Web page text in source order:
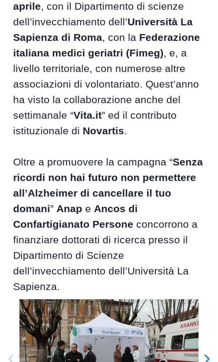
aprile, con il Dipartimento di scienze
dell’invecchiamento dell’Università La
Sapienza di Roma, con la Federazione
italiana medici geriatri (Fimeg), e, a
livello territoriale, con numerose altre
associazioni di volontariato. Quest’anno
ha visto la collaborazione anche del
settimanale “Vita.it” ed il contributo
istituzionale di Novartis.
Oltre a promuovere la campagna “Senza
ricordi non hai futuro non permettere
all’Alzheimer di cancellare il tuo
domani” Anap e Ancos di
Confartigianato Persone concorrono a
finanziare dottorati di ricerca presso il
Dipartimento di Scienze
dell’invecchiamento dell’Università La
Sapienza.